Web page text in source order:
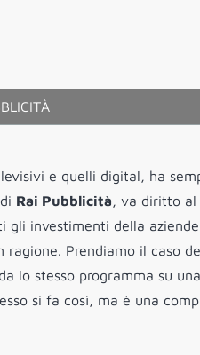
e quelli digital, ha
Rai Pubblicità, va diritto al
gli investimenti della
Prendiamo il caso
lo stesso programma su
si fa così, ma è una